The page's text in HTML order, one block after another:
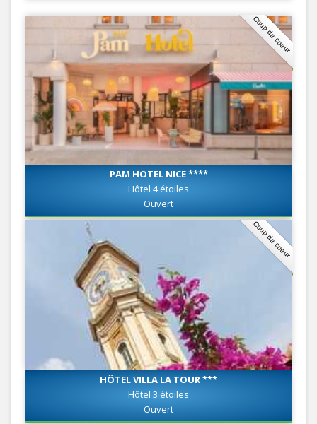
Coup de coeur
PAM HOTEL NICE ****
Hôtel 4 étoiles
Ouvert
Coup de coeur
HÔTEL VILLA LA TOUR ***
Hôtel 3 étoiles
Ouvert